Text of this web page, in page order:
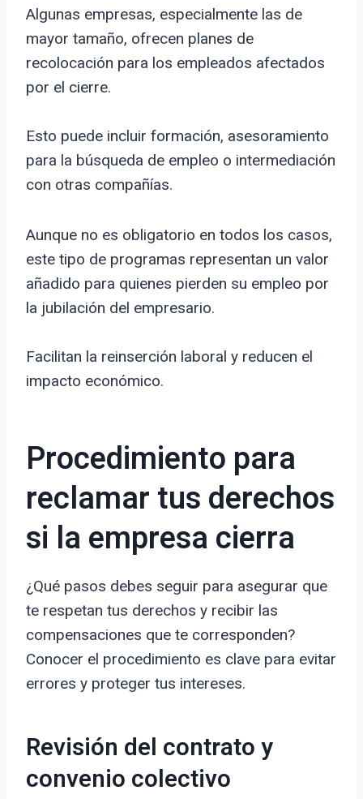
Algunas empresas, especialmente las de
mayor tamaño, ofrecen planes de
recolocación para los empleados afectados
por el cierre.
Esto puede incluir formación, asesoramiento
para la búsqueda de empleo o intermediación
con otras compañías.
Aunque no es obligatorio en todos los casos,
este tipo de programas representan un valor
añadido para quienes pierden su empleo por
la jubilación del empresario.
Facilitan la reinserción laboral y reducen el
impacto económico.
Procedimiento para
reclamar tus derechos
si la empresa cierra
¿Qué pasos debes seguir para asegurar que
te respetan tus derechos y recibir las
compensaciones que te corresponden?
Conocer el procedimiento es clave para evitar
errores y proteger tus intereses.
Revisión del contrato y
convenio colectivo